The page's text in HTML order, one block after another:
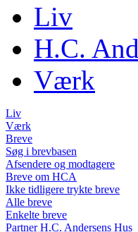
Liv
H.C.
Værk
Liv
Værk
Breve
Søg i brevbasen
Afsendere og modtagere
Breve om HCA
Ikke tidligere trykte breve
Alle breve
Enkelte breve
Partner H.C. Andersens Hus